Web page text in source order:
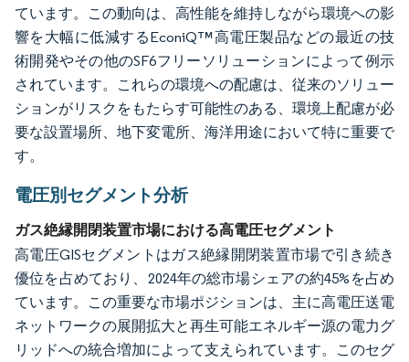
ています。この動向は、高性能を維持しながら環境への影
響を大幅に低減するEconiQ™高電圧製品などの最近の技
術開発やその他のSF6フリーソリューションによって例示
されています。これらの環境への配慮は、従来のソリュー
ションがリスクをもたらす可能性のある、環境上配慮が必
要な設置場所、地下変電所、海洋用途において特に重要で
す。
電圧別セグメント分析
ガス絶縁開閉装置市場における高電圧セグメント
高電圧GISセグメントはガス絶縁開閉装置市場で引き続き
優位を占めており、2024年の総市場シェアの約45%を占め
ています。この重要な市場ポジションは、主に高電圧送電
ネットワークの展開拡大と再生可能エネルギー源の電力グ
リッドへの統合増加によって支えられています。このセグ